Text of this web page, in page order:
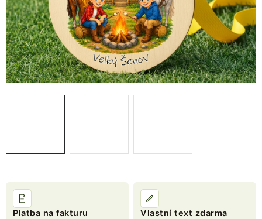
TIPY NA TVOŘENÍ
Dopravné Kontaktujte nás
O nás - kdo jsme?
Hodnocení obchodu
Obchodní podmínky
Podmínky ochrany osobních údajů
Jak získat lepší ceny?
Platba na fakturu Vlastní text zdarma